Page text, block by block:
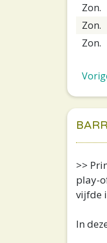
Zon.
Zon.
Zon.
>>
play-
vijfde
In